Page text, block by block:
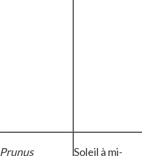
Prunus
Soleil à mi-